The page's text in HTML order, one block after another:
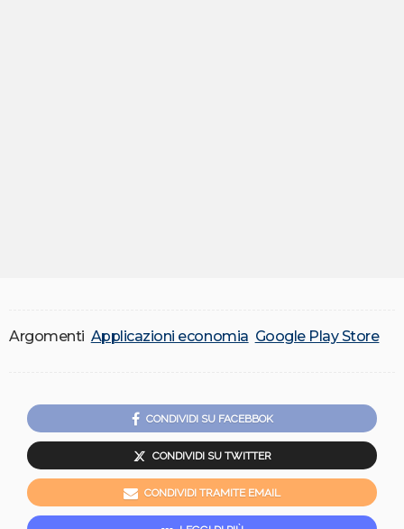
Argomenti Applicazioni economia Google Play Store
CONDIVIDI SU FACEBBOK
CONDIVIDI SU TWITTER
CONDIVIDI TRAMITE EMAIL